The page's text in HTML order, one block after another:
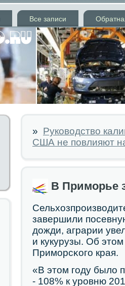
Все записи
» Руководство
США не повлияют
В Приморье
завершили
дожди, аграрии
и кукурузы. Об
Примοрсκогο края.
«В этом гοду было
- 108% к урοвню